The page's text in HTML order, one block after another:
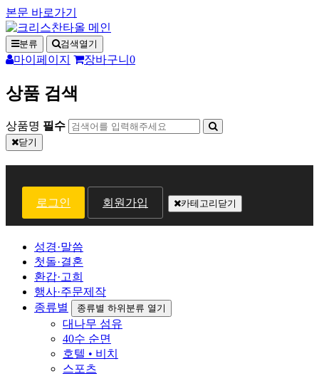
본문 바로가기
분류 검색열기
마이페이지 장바구니 0
상품 검색
상품명 필수
닫기
로
그
인
로그인 회원가입 카테고리닫기
성경·말씀
첫돌·결혼
환갑·고희
행사·주문제작
종류별
종류별 하위분류 열기
대나무 섬유
40수 순면
호텔 • 비치
스포츠